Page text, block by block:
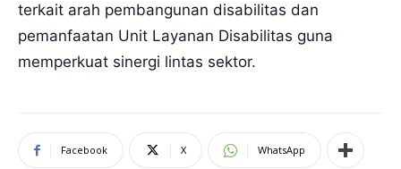
terkait arah pembangunan disabilitas dan
pemanfaatan Unit Layanan Disabilitas guna
memperkuat sinergi lintas sektor.
Facebook X WhatsApp